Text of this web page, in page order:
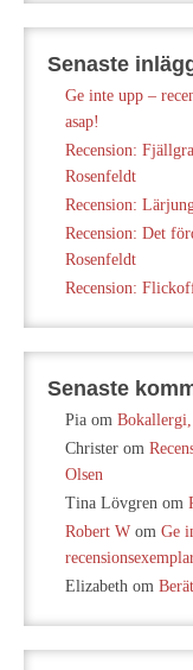
Senaste
Ge inte upp –
asap!
Recension:
Rosenfeldt
Recension:
Recension: Det
Rosenfeldt
Recension:
Senaste
Pia om
Christer om
Olsen
Tina Lövgren om
Robert W om Ge
Elizabeth om